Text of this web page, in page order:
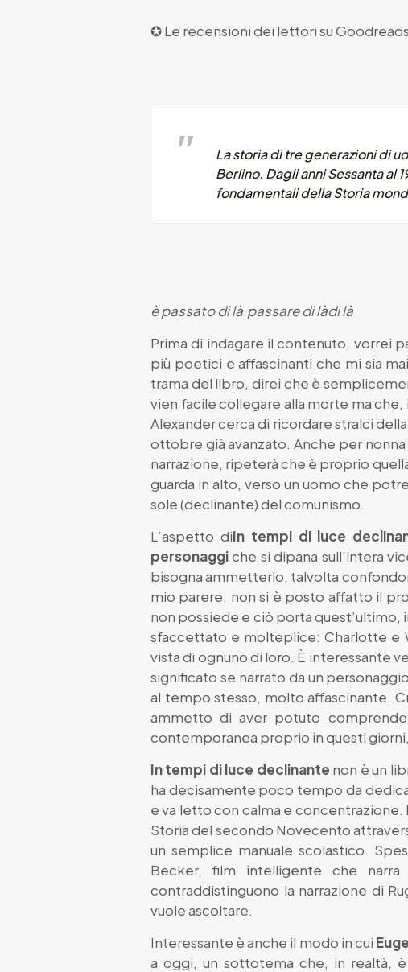
✪ Le recensioni dei lettori suGoodreads
La storia di tre generazioni di
Berlino. Dagli anni Sessanta al
fondamentali della Storia
è passato di là.passare di làdi là
Prima di indagare il contenuto, vorrei
più poetici e affascinanti che mi sia
trama del libro, direi che è
vien facile collegare alla morte ma
Alexander cerca di ricordare stralci
ottobre già avanzato. Anche per
narrazione, ripeterà che è proprio
guarda in alto, verso un uomo che
sole (declinante) del comunismo.
L’aspetto diIn tempi di luce
personaggiche si dipana sull’intera
bisogna ammetterlo, talvolta
mio parere, non si è posto affatto il
non possiede e ciò porta quest’ultimo,
sfaccettato e molteplice: Charlotte e
vista di ognuno di loro. È interessante
significato se narrato da un
al tempo stesso, molto affascinante.
ammetto di aver potuto
contemporanea proprio in questi
In tempi di luce declinante non è un
ha decisamente poco tempo da
e va letto con calma e
Storia del secondo Novecento
un semplice manuale scolastico.
Becker, film intelligente che
contraddistinguono la narrazione di
vuole ascoltare.
Interessante è anche il modo in cui
a oggi, un sottotema che, in realtà,